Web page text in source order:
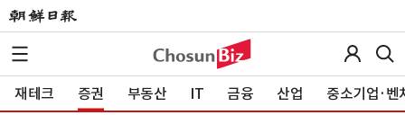
재테크 증권 부동산 IT 금융 산업 중소기업·벤